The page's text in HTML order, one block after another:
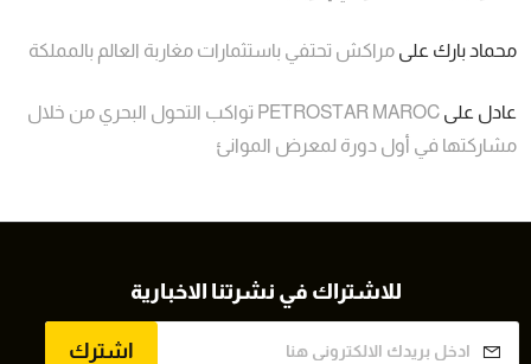
محماد بارك على مراكش تحتفي باستثمارات مغاربة العالم بالمملكة
عادل على
PETROSTAR MAROC تواكب التحول البحري من خلال
مشاركتها في أول دورة لمعرض الموانئ
للاشتراك في نشرتنا الاخبارية
اشترك